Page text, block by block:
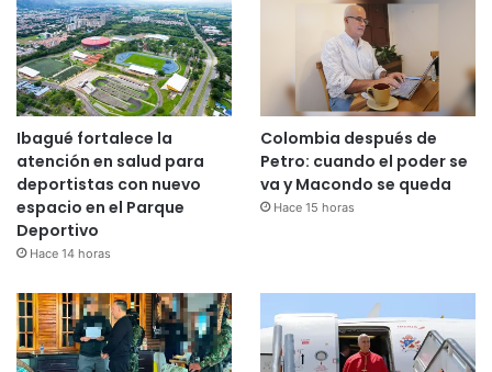
Ibagué fortalece la
atención en salud para
deportistas con nuevo
espacio en el Parque
Deportivo
Hace 14 horas
Colombia después de
Petro: cuando el poder se
va y Macondo se queda
Hace 15 horas